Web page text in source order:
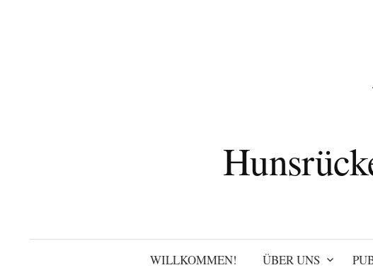
WILLKOMMEN! ÜBER UNS